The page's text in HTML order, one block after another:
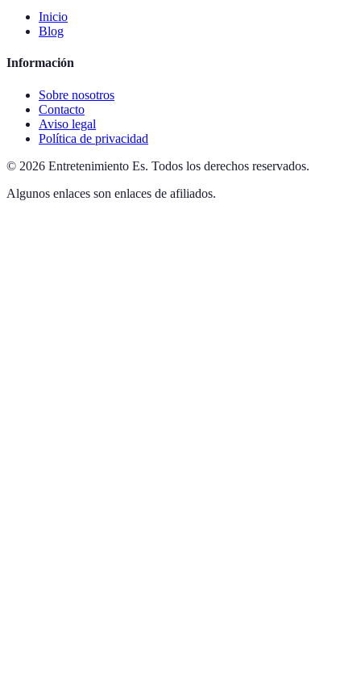
Inicio
Blog
Información
Sobre nosotros
Contacto
Aviso legal
Política de privacidad
© 2026 Entretenimiento Es. Todos los derechos reservados.
Algunos enlaces son enlaces de afiliados.